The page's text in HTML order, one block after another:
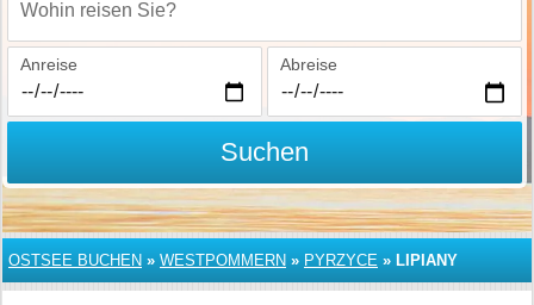
Wohin reisen Sie?
Anreise Abreise
Suchen
OSTSEE BUCHEN » WESTPOMMERN » PYRZYCE » LIPIANY